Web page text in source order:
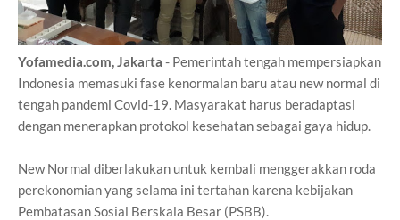
Yofamedia.com, Jakarta - Pemerintah tengah mempersiapkan
Indonesia memasuki fase kenormalan baru atau new normal di
tengah pandemi Covid-19. Masyarakat harus beradaptasi
dengan menerapkan protokol kesehatan sebagai gaya hidup.
New Normal diberlakukan untuk kembali menggerakkan roda
perekonomian yang selama ini tertahan karena kebijakan
Pembatasan Sosial Berskala Besar (PSBB).